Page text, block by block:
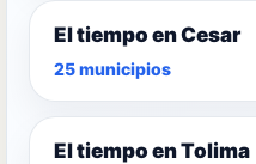
El tiempo en Cesar
25 municipios
El tiempo en Tolima